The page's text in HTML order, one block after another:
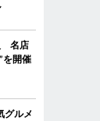
名店
を開催
グルメ